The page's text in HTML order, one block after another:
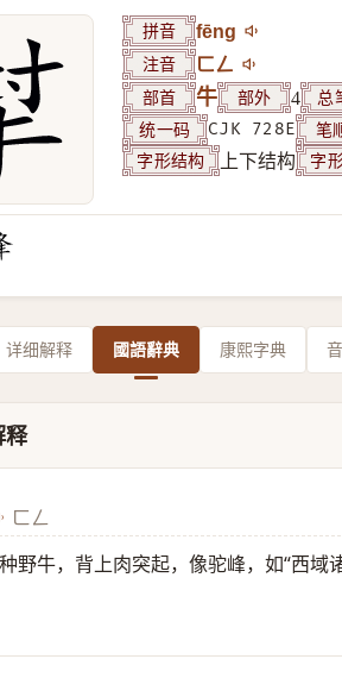
拼音 fēng
注音 ㄈㄥ
部首 牛 部外 4 总
统一码 CJK 728E 笔
字形结构 上下结构 字
详细解释 國語辭典 康熙字典
释
ㄈㄥ
种野牛，背上肉突起，像驼峰，如“西